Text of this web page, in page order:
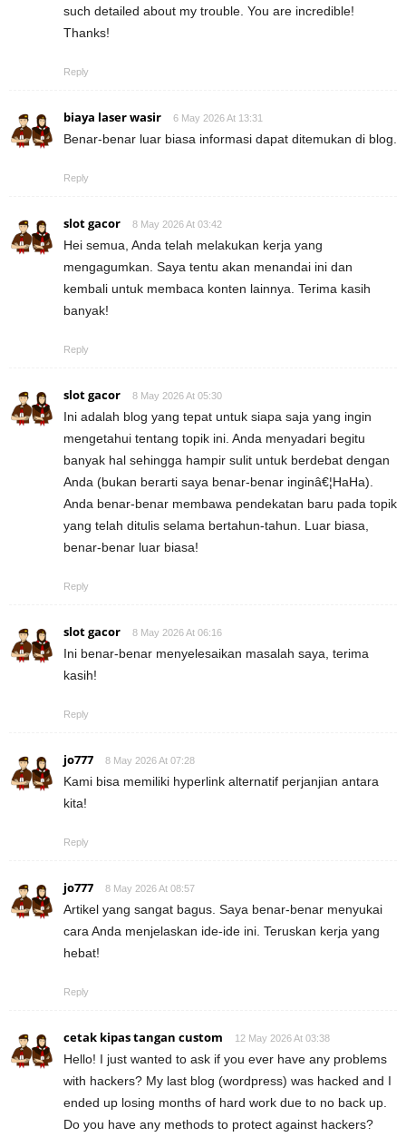
such detailed about my trouble. You are incredible!
Thanks!
Reply
biaya laser wasir 6 May 2026 At 13:31
Benar-benar luar biasa informasi dapat ditemukan di blog.
Reply
slot gacor 8 May 2026 At 03:42
Hei semua, Anda telah melakukan kerja yang
mengagumkan. Saya tentu akan menandai ini dan
kembali untuk membaca konten lainnya. Terima kasih
banyak!
Reply
slot gacor 8 May 2026 At 05:30
Ini adalah blog yang tepat untuk siapa saja yang ingin
mengetahui tentang topik ini. Anda menyadari begitu
banyak hal sehingga hampir sulit untuk berdebat dengan
Anda (bukan berarti saya benar-benar inginâ€¦HaHa).
Anda benar-benar membawa pendekatan baru pada topik
yang telah ditulis selama bertahun-tahun. Luar biasa,
benar-benar luar biasa!
Reply
slot gacor 8 May 2026 At 06:16
Ini benar-benar menyelesaikan masalah saya, terima
kasih!
Reply
jo777 8 May 2026 At 07:28
Kami bisa memiliki hyperlink alternatif perjanjian antara
kita!
Reply
jo777 8 May 2026 At 08:57
Artikel yang sangat bagus. Saya benar-benar menyukai
cara Anda menjelaskan ide-ide ini. Teruskan kerja yang
hebat!
Reply
cetak kipas tangan custom 12 May 2026 At 03:38
Hello! I just wanted to ask if you ever have any problems
with hackers? My last blog (wordpress) was hacked and I
ended up losing months of hard work due to no back up.
Do you have any methods to protect against hackers?